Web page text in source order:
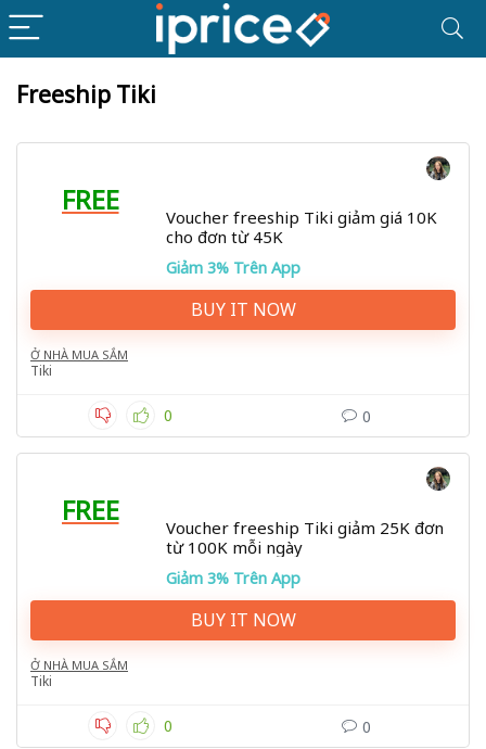
Freeship Tiki
FREE
Voucher freeship Tiki giảm giá 10K
cho đơn từ 45K
Giảm 3% Trên App
BUY IT NOW
Ở NHÀ MUA SẮM
Tiki
0 0
FREE
Voucher freeship Tiki giảm 25K đơn
từ 100K mỗi ngày
Giảm 3% Trên App
BUY IT NOW
Ở NHÀ MUA SẮM
Tiki
0 0